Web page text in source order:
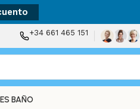
+34 661 465 151
BAÑO